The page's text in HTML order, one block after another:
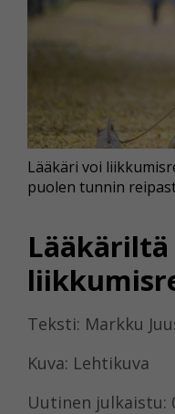
Lääkäriltä
Teksti: Markku
Kuva: Lehtikuva
Uutinen julkaistu:
Lääkäri voi
puolen tunnin